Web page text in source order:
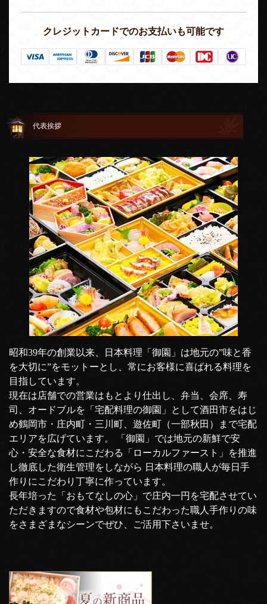
クレジットカードでのお支払いも可能です
代表挨拶
昭和39年の創業以来、日本料理「御園」は地元の”味と香
を大切に”をモットーとし、常にお客様に喜ばれる料理を
目指しています。
現在は店舗での営業はもとより仕出し、弁当、会席、寿
司、オードブルを「宅配料理の御園」として酒田市をはじ
め鶴岡市・庄内町・三川町、遊佐町（一部秋田）まで宅配
エリアを広げています。 「御園」では地元の新鮮で安
心・安全な食材にこだわる「ローカルファースト」を推進
し徹底した衛生管理をしながら 日本料理の職人が毎日手
作りにこだわり丁寧に作っています。
長年培った「おもてなしの心」で庄内一円を宅配させてい
ただきますので食材や包材にもこだわった職人手作りの味
をさまざまなシーンでぜひ、ご活用下さいませ。